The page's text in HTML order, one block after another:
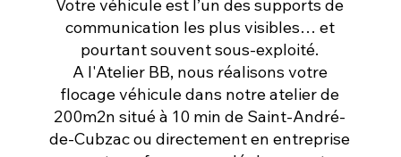
Votre véhicule est l’un des supports de
communication les plus visibles… et
pourtant souvent sous-exploité.
A l'Atelier BB, nous réalisons votre
flocage véhicule dans notre atelier de
200m2n situé à 10 min de Saint-André-
de-Cubzac ou directement en entreprise